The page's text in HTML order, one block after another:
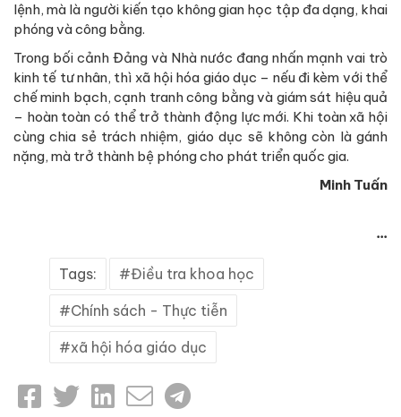
lệnh, mà là người kiến tạo không gian học tập đa dạng, khai
phóng và công bằng.
Trong bối cảnh Đảng và Nhà nước đang nhấn mạnh vai trò
kinh tế tư nhân, thì xã hội hóa giáo dục – nếu đi kèm với thể
chế minh bạch, cạnh tranh công bằng và giám sát hiệu quả
– hoàn toàn có thể trở thành động lực mới. Khi toàn xã hội
cùng chia sẻ trách nhiệm, giáo dục sẽ không còn là gánh
nặng, mà trở thành bệ phóng cho phát triển quốc gia.
Minh Tuấn
...
Tags: Điều tra khoa học
Chính sách - Thực tiễn
xã hội hóa giáo dục